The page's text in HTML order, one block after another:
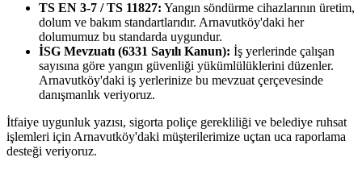
TS EN 3-7 / TS 11827: Yangın söndürme cihazlarının üretim,
dolum ve bakım standartlarıdır. Arnavutköy'daki her
dolumumuz bu standarda uygundur.
İSG Mevzuatı (6331 Sayılı Kanun): İş yerlerinde çalışan
sayısına göre yangın güvenliği yükümlülüklerini düzenler.
Arnavutköy'daki iş yerlerinize bu mevzuat çerçevesinde
danışmanlık veriyoruz.
İtfaiye uygunluk yazısı, sigorta poliçe gerekliliği ve belediye ruhsat
işlemleri için Arnavutköy'daki müşterilerimize uçtan uca raporlama
desteği veriyoruz.